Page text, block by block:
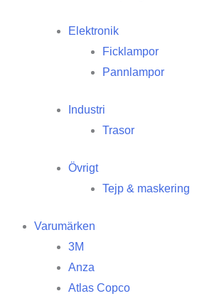
Elektronik
Ficklampor
Pannlampor
Industri
Trasor
Övrigt
Tejp & maskering
Varumärken
3M
Anza
Atlas Copco